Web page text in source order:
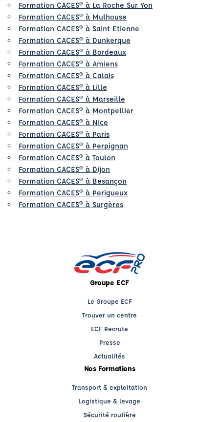
Formation CACES® à La Roche Sur Yon
Formation CACES® à Mulhouse
Formation CACES® à Saint Etienne
Formation CACES® à Dunkerque
Formation CACES® à Bordeaux
Formation CACES® à Amiens
Formation CACES® à Calais
Formation CACES® à Lille
Formation CACES® à Marseille
Formation CACES® à Montpellier
Formation CACES® à Nice
Formation CACES® à Paris
Formation CACES® à Perpignan
Formation CACES® à Toulon
Formation CACES® à Dijon
Formation CACES® à Besançon
Formation CACES® à Perigueux
Formation CACES® à Surgères
Groupe ECF
Le Groupe ECF
Trouver un centre
ECF Recrute
Presse
Actualités
Nos Formations
Transport & exploitation
Logistique & levage
Sécurité routière